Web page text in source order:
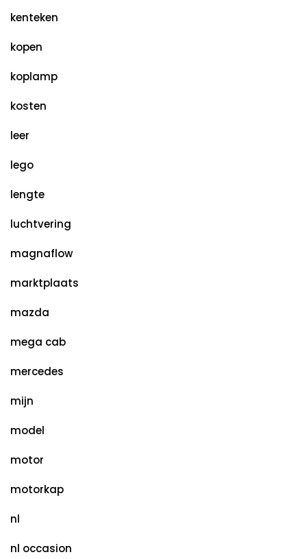
kenteken
kopen
koplamp
kosten
leer
lego
lengte
luchtvering
magnaflow
marktplaats
mazda
mega cab
mercedes
mijn
model
motor
motorkap
nl
nl occasion